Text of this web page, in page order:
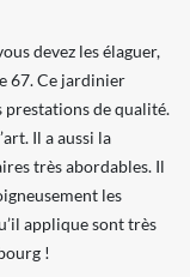
devez les élaguer,
67. Ce jardinier
prestations de qualité.
Il a aussi la
très abordables. Il
les
applique sont très
!